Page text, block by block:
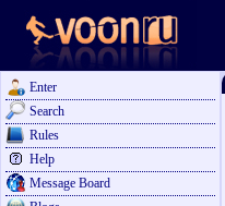
Enter
Search
Rules
Help
Message Board